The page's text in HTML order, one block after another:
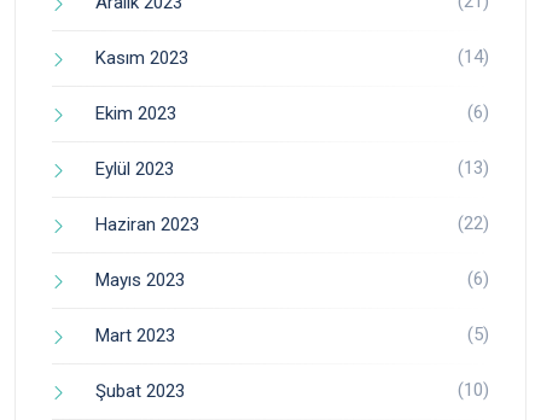
Kasım 2023 (14)
Ekim 2023 (6)
Eylül 2023 (13)
Haziran 2023 (22)
Mayıs 2023 (6)
Mart 2023 (5)
Şubat 2023 (10)